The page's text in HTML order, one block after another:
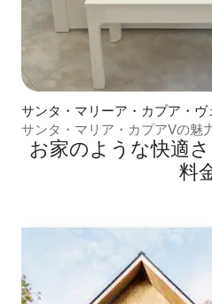
サンタ・マリーア・カプア・ヴ
ンドミニアム
サンタ・マリア・カプアVの魅
お家のような快⁠適⁠
料⁠